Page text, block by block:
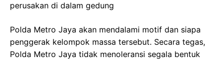
perusakan di dalam gedung
Polda Metro Jaya akan mendalami motif dan siapa
penggerak kelompok massa tersebut. Secara tegas,
Polda Metro Jaya tidak menoleransi segala bentuk